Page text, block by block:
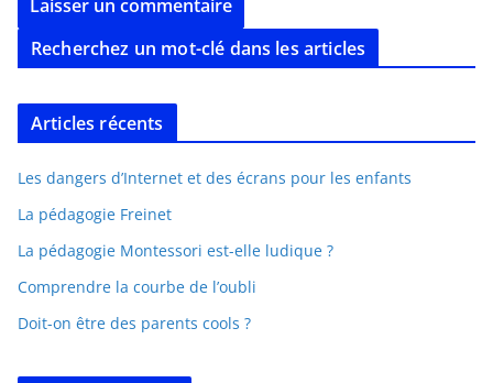
Recherchez un mot-clé dans les articles
Articles récents
Les dangers d’Internet et des écrans pour les enfants
La pédagogie Freinet
La pédagogie Montessori est-elle ludique ?
Comprendre la courbe de l’oubli
Doit-on être des parents cools ?